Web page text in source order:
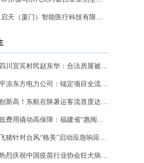
启天（厦门）智能医疗科技有限公司入围《信用中国》栏目
四川宜宾村民赵东华：合法房屋被拆，一家七口为何至今无法得到妥善安置？
凉东方电力公司：锚定项目全流程 筑牢廉洁“防腐墙”
新高！东航在陕暑运客流首度达300万人次
费用撬动高保障：福建省“惠闽宝”贡献可持续发展样本
飞猪针对台风“格美”启动应急响应机制,全力保障用户退改
烈庆祝中国疫苗行业协会狂犬病防控2024年会暨第四届航天动物致伤规范化诊治培训班圆满召开